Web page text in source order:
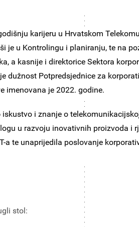
karijeru u Hrvatskom
je u Kontrolingu i planiranju, te na
a kasnije i direktorice Sektora
dužnost Potpredsjednice za
imenovana je 2022. godine.
iskustvo i znanje o
u razvoju inovativnih proizvoda i
a te unaprijedila poslovanje
stol: